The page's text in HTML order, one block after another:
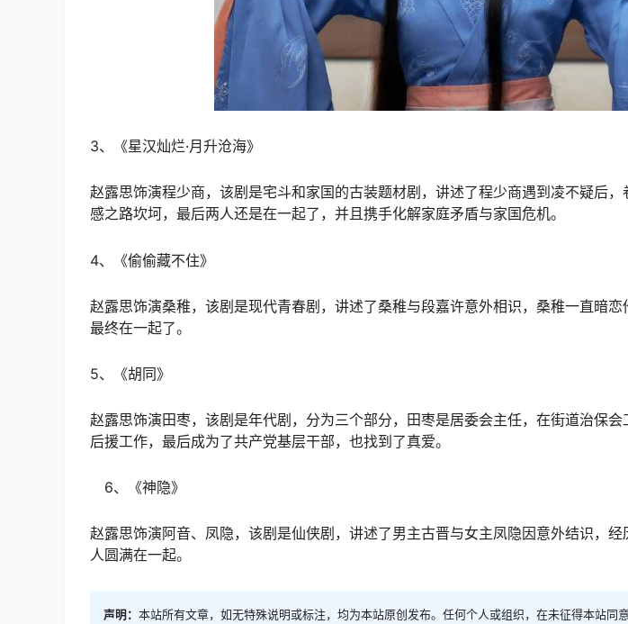
3、《星汉灿烂·月升沧海》
赵露思饰演程少商，该剧是宅斗和家国的古装题材剧，讲述了程少商遇到凌不疑后
感之路坎坷，最后两人还是在一起了，并且携手化解家庭矛盾与家国危机。
4、《偷偷藏不住》
赵露思饰演桑稚，该剧是现代青春剧，讲述了桑稚与段嘉许意外相识，桑稚一直暗
最终在一起了。
5、《胡同》
赵露思饰演田枣，该剧是年代剧，分为三个部分，田枣是居委会主任，在街道治保
后援工作，最后成为了共产党基层干部，也找到了真爱。
6、《神隐》
赵露思饰演阿音、凤隐，该剧是仙侠剧，讲述了男主古晋与女主凤隐因意外结识，
人圆满在一起。
声明： 本站所有文章，如无特殊说明或标注，均为本站原创发布。任何个人或组织，在未征得本站同